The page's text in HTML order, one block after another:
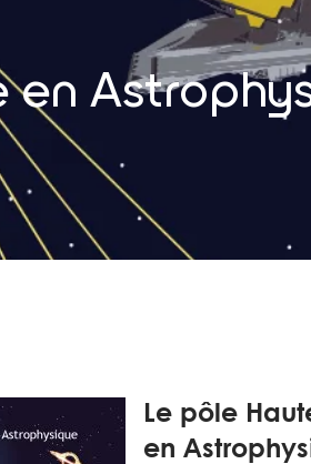
Le pôle
en